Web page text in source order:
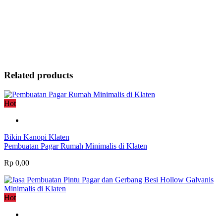
Related products
Hot
Bikin Kanopi Klaten
Pembuatan Pagar Rumah Minimalis di Klaten
Rp 0,00
Hot